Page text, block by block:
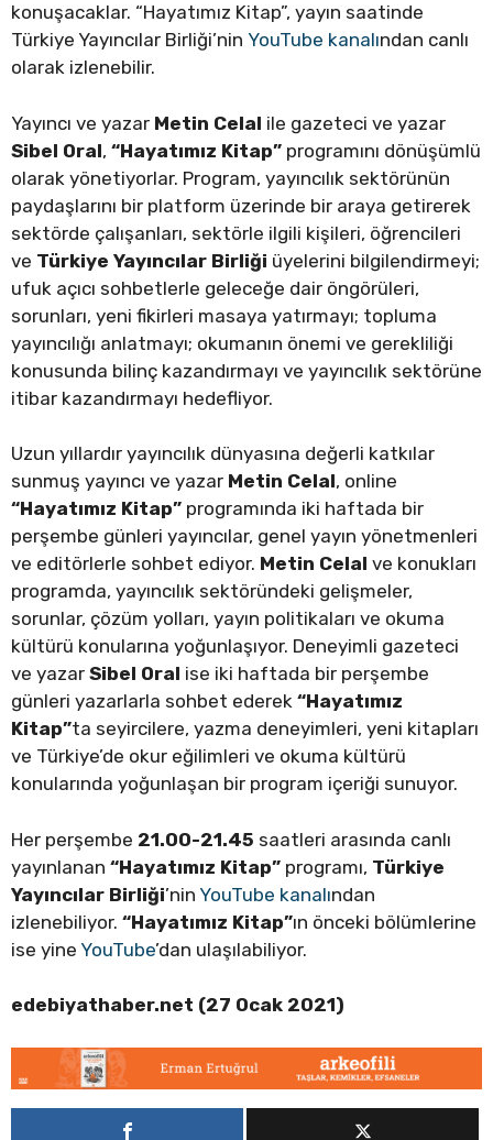
konuşacaklar. “Hayatımız Kitap”, yayın saatinde
Türkiye Yayıncılar Birliği’nin YouTube kanalından canlı
olarak izlenebilir.
Yayıncı ve yazar Metin Celal ile gazeteci ve yazar
Sibel Oral, “Hayatımız Kitap” programını dönüşümlü
olarak yönetiyorlar. Program, yayıncılık sektörünün
paydaşlarını bir platform üzerinde bir araya getirerek
sektörde çalışanları, sektörle ilgili kişileri, öğrencileri
ve Türkiye Yayıncılar Birliği üyelerini bilgilendirmeyi;
ufuk açıcı sohbetlerle geleceğe dair öngörüleri,
sorunları, yeni fikirleri masaya yatırmayı; topluma
yayıncılığı anlatmayı; okumanın önemi ve gerekliliği
konusunda bilinç kazandırmayı ve yayıncılık sektörüne
itibar kazandırmayı hedefliyor.
Uzun yıllardır yayıncılık dünyasına değerli katkılar
sunmuş yayıncı ve yazar Metin Celal, online
“Hayatımız Kitap” programında iki haftada bir
perşembe günleri yayıncılar, genel yayın yönetmenleri
ve editörlerle sohbet ediyor. Metin Celal ve konukları
programda, yayıncılık sektöründeki gelişmeler,
sorunlar, çözüm yolları, yayın politikaları ve okuma
kültürü konularına yoğunlaşıyor. Deneyimli gazeteci
ve yazar Sibel Oral ise iki haftada bir perşembe
günleri yazarlarla sohbet ederek “Hayatımız
Kitap”ta seyircilere, yazma deneyimleri, yeni kitapları
ve Türkiye’de okur eğilimleri ve okuma kültürü
konularında yoğunlaşan bir program içeriği sunuyor.
Her perşembe 21.00-21.45 saatleri arasında canlı
yayınlanan “Hayatımız Kitap” programı, Türkiye
Yayıncılar Birliği’nin YouTube kanalından
izlenebiliyor. “Hayatımız Kitap”ın önceki bölümlerine
ise yine YouTube’dan ulaşılabiliyor.
edebiyathaber.net (27 Ocak 2021)